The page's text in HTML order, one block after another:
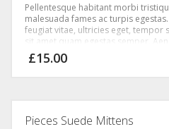
Pellentesque habitant morbi
malesuada fames ac turpis
feugiat vitae, ultricies eget, tempor
sit amet quam egestas semper.
Mauris placerat eleifend leo.
£15.00
Pieces Suede Mittens